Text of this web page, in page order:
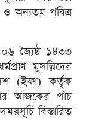
ও অন্যতম পবিত্র
জ্যৈষ্ঠ ১৪৩৩
মুসল্লিদের
(ইফা) কর্তৃক
আজকের পাঁচ
বিস্তারিত